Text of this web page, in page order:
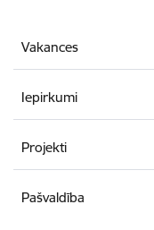
Vakances
Iepirkumi
Projekti
Pašvaldība